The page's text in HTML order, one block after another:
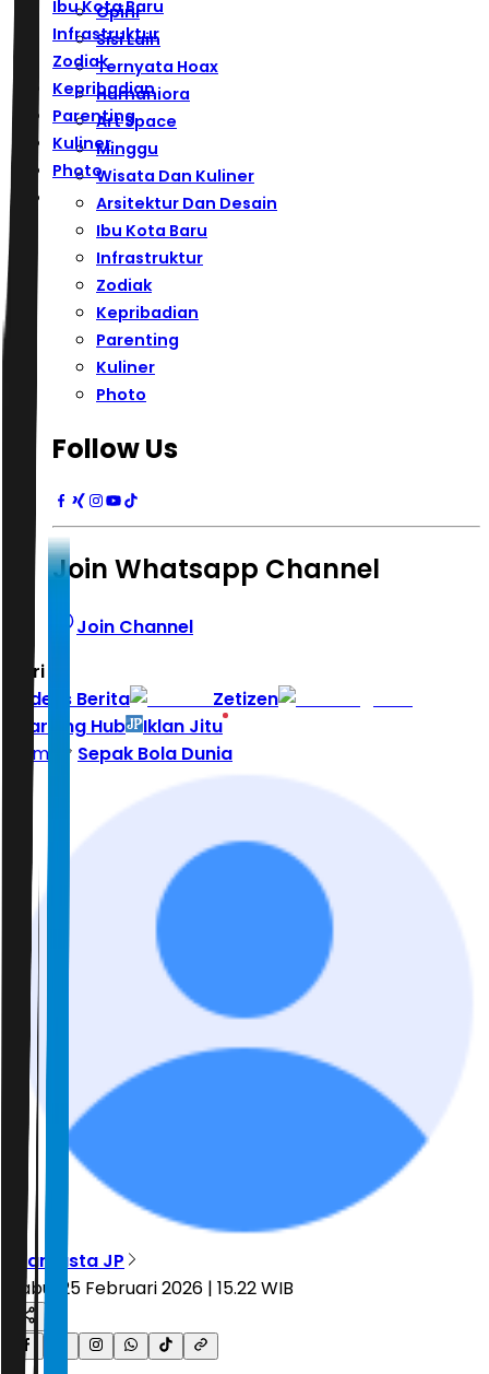
Ibu Kota Baru
Infrastruktur
Zodiak
Kepribadian
Parenting
Kuliner
Photo
Opini
Sisi Lain
Ternyata Hoax
Humaniora
Art Space
Minggu
Wisata Dan Kuliner
Arsitektur Dan Desain
Ibu Kota Baru
Infrastruktur
Zodiak
Kepribadian
Parenting
Kuliner
Photo
Follow Us
Join Whatsapp Channel
Join Channel
Hari ini
Indeks Berita
Zetizen
Learning Hub
Iklan Jitu
Home
Sepak Bola Dunia
Bramasta JP
Rabu, 25 Februari 2026 | 15.22 WIB